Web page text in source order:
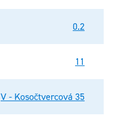
0.2
11
V - Kosočtvercová 35